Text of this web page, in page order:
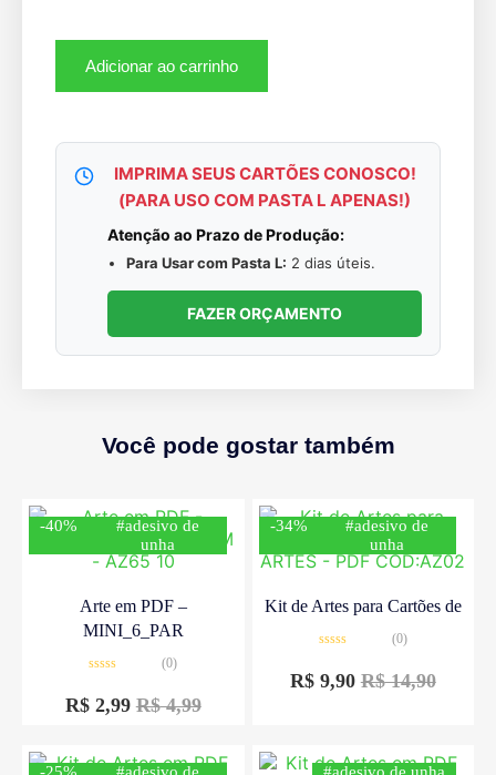
Adicionar ao carrinho
IMPRIMA SEUS CARTÕES CONOSCO!
(PARA USO COM PASTA L APENAS!)
Atenção ao Prazo de Produção:
Para Usar com Pasta L: 2 dias úteis.
FAZER ORÇAMENTO
Você pode gostar também
-40%
#adesivo de
unha
Arte em PDF –
MINI_6_PAR
de
(0)
R$4,99
R$2,99
-34%
#adesivo de
unha
Kit de Artes para Cartões de
0
de
(0)
R$14,90
R$9,90